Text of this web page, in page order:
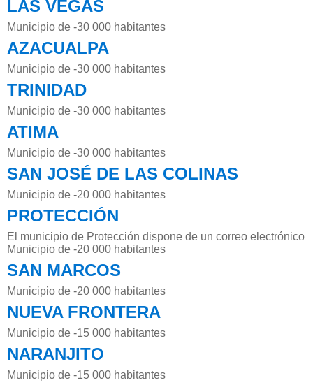
LAS VEGAS
Municipio de -30 000 habitantes
AZACUALPA
Municipio de -30 000 habitantes
TRINIDAD
Municipio de -30 000 habitantes
ATIMA
Municipio de -30 000 habitantes
SAN JOSÉ DE LAS COLINAS
Municipio de -20 000 habitantes
PROTECCIÓN
El municipio de Protección dispone de un correo electrónico
Municipio de -20 000 habitantes
SAN MARCOS
Municipio de -20 000 habitantes
NUEVA FRONTERA
Municipio de -15 000 habitantes
NARANJITO
Municipio de -15 000 habitantes